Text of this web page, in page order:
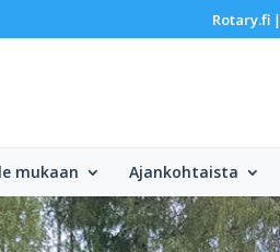
Rotary.fi|
mukaan Ajankohtaista